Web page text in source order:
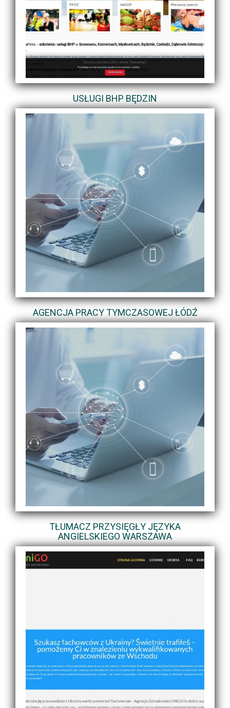
USŁUGI BHP BĘDZIN
AGENCJA PRACY TYMCZASOWEJ ŁÓDŹ
TŁUMACZ PRZYSIĘGŁY JĘZYKA
ANGIELSKIEGO WARSZAWA